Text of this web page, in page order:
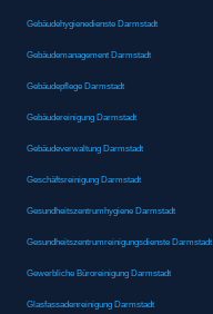
Gebäudehygienedienste Darmstadt
Gebäudemanagement Darmstadt
Gebäudepflege Darmstadt
Gebäudereinigung Darmstadt
Gebäudeverwaltung Darmstadt
Geschäftsreinigung Darmstadt
Gesundheitszentrumhygiene Darmstadt
Gesundheitszentrumreinigungsdienste Darmstadt
Gewerbliche Büroreinigung Darmstadt
Glasfassadenreinigung Darmstadt